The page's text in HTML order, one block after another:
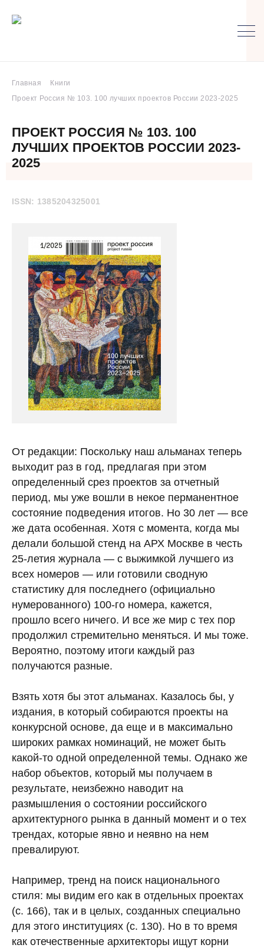
Главная
Книги
Проект Россия № 103. 100 лучших проектов России 2023-2025
ПРОЕКТ РОССИЯ № 103. 100
ЛУЧШИХ ПРОЕКТОВ РОССИИ 2023-
2025
ISSN: 1385204325001
От редакции: Поскольку наш альманах теперь
выходит раз в год, предлагая при этом
определенный срез проектов за отчетный
период, мы уже вошли в некое перманентное
состояние подведения итогов. Но 30 лет — все
же дата особенная. Хотя с момента, когда мы
делали большой стенд на АРХ Москве в честь
25‑летия журнала — с выжимкой лучшего из
всех номеров — или готовили сводную
статистику для последнего (официально
нумерованного) 100‑го номера, кажется,
прошло всего ничего. И все же мир с тех пор
продолжил стремительно меняться. И мы тоже.
Вероятно, поэтому итоги каждый раз
получаются разные.
Взять хотя бы этот альманах. ­Казалось бы, у
издания, в который собираются проекты на
конкурсной основе, да еще и в максимально
широких рамках номинаций, не может быть
какой-то одной определенной темы. Однако же
набор объектов, который мы получаем в
результате, неизбежно наводит на
размышления о состоянии российского
архитектурного рынка в данный момент и о тех
трендах, которые явно и ­неявно на нем
превалируют.
Например, тренд на поиск национального
стиля: мы видим его как в отдельных проектах
(с. 166), так и в целых, созданных специально
для этого институциях (с. 130). Но в то время
как отечественные архитекторы ищут корни